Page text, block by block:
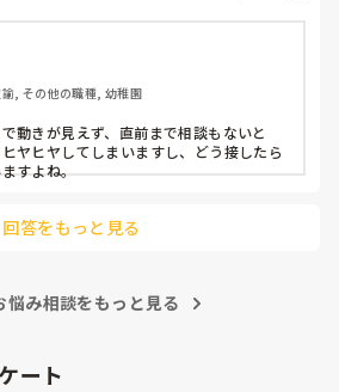
いのか、聞く必要性さえ感じないの
です。
, その他の職種, 幼稚園
動きが見えず、直前まで相談もないと
ヒヤヒヤしてしまいますし、どう接したら
すよね。
迷惑かな」と抱え込んでいるケースがと
」「困ってることない？」と具体的に声
進捗確認の時間を取る」などルール化し
問しやすくなりますよ。一人で抱え込ま
回答をもっと見る
悩み相談をもっと見る
ート